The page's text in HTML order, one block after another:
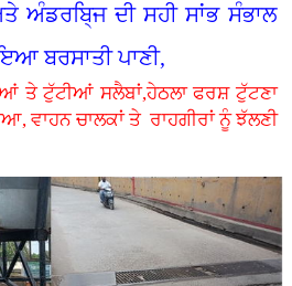
ਅੰਡਰਬਿ੍ਜ ਦੀ ਸਹੀ ਸਾਂਭ ਸੰਭਾਲ
ਬਰਸਾਤੀ ਪਾਣੀ,
ਤੇ ਟੁੱਟੀਆਂ ਸਲੈਬਾਂ,ਹੇਠਲਾ ਫਰਸ਼ ਟੁੱਟਣਾ
ਵਾਹਨ ਚਾਲਕਾਂ ਤੇ ਰਾਹਗੀਰਾਂ ਨੂੰ ਝੱਲਣੀ